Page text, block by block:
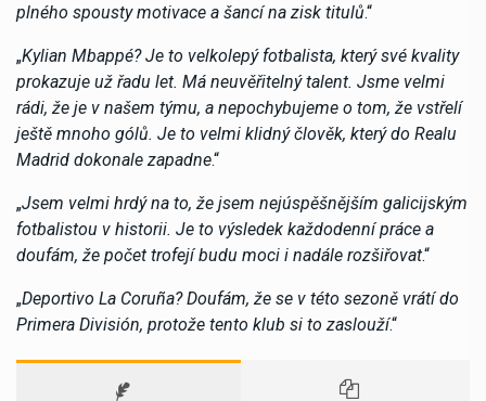
plného spousty motivace a šancí na zisk titulů.“
„Kylian Mbappé? Je to velkolepý fotbalista, který své kvality
prokazuje už řadu let. Má neuvěřitelný talent. Jsme velmi
rádi, že je v našem týmu, a nepochybujeme o tom, že vstřelí
ještě mnoho gólů. Je to velmi klidný člověk, který do Realu
Madrid dokonale zapadne.“
„Jsem velmi hrdý na to, že jsem nejúspěšnějším galicijským
fotbalistou v historii. Je to výsledek každodenní práce a
doufám, že počet trofejí budu moci i nadále rozšiřovat.“
„Deportivo La Coruña? Doufám, že se v této sezoně vrátí do
Primera División, protože tento klub si to zaslouží.“